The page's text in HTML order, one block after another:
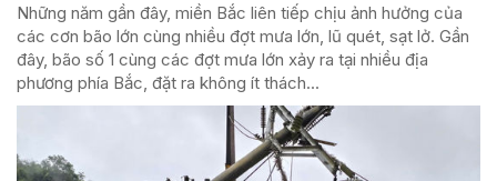
Những năm gần đây, miền Bắc liên tiếp chịu ảnh hưởng của
các cơn bão lớn cùng nhiều đợt mưa lớn, lũ quét, sạt lở. Gần
đây, bão số 1 cùng các đợt mưa lớn xảy ra tại nhiều địa
phương phía Bắc, đặt ra không ít thách...